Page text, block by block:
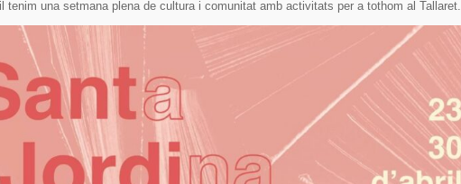
tenim una setmana plena de cultura i comunitat amb activitats per a tothom al Tallaret.